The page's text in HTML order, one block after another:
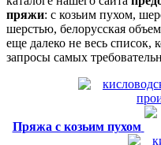
пряжи: с козьим пухом,
шерстью, белорусская
еще далеко не весь список,
запросы самых
Пряжа с козьим пухом